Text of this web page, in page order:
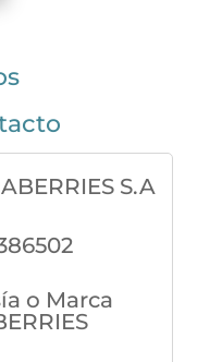
S.A
o Marca